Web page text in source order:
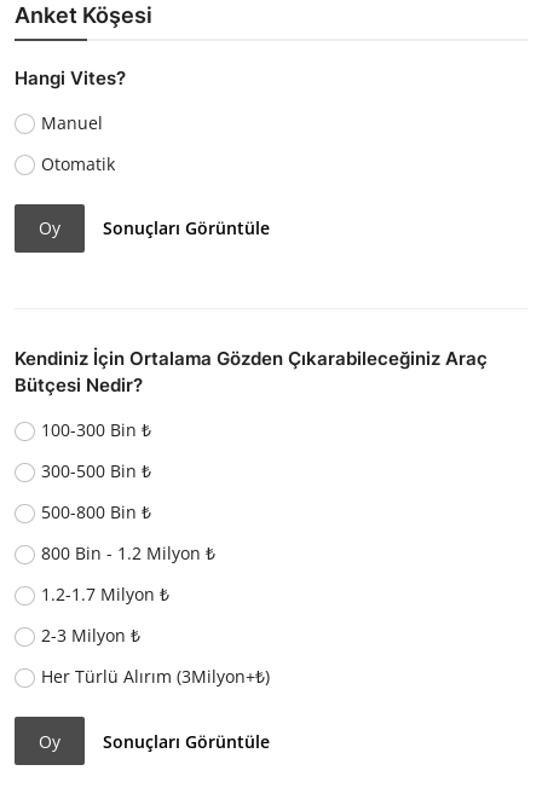
Anket Köşesi
Hangi Vites?
Manuel
Otomatik
Oy Sonuçları Görüntüle
Kendiniz İçin Ortalama Gözden Çıkarabileceğiniz Araç
Bütçesi Nedir?
100-300 Bin ₺
300-500 Bin ₺
500-800 Bin ₺
800 Bin - 1.2 Milyon ₺
1.2-1.7 Milyon ₺
2-3 Milyon ₺
Her Türlü Alırım (3Milyon+₺)
Oy Sonuçları Görüntüle